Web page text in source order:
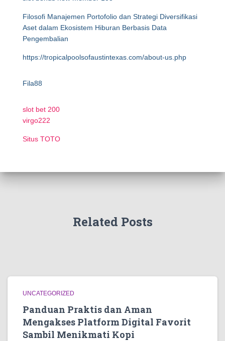
Filosofi Manajemen Portofolio dan Strategi Diversifikasi
Aset dalam Ekosistem Hiburan Berbasis Data
Pengembalian
https://tropicalpoolsofaustintexas.com/about-us.php
Fila88
slot bet 200
virgo222
Situs TOTO
Related Posts
UNCATEGORIZED
Panduan Praktis dan Aman
Mengakses Platform Digital Favorit
Sambil Menikmati Kopi